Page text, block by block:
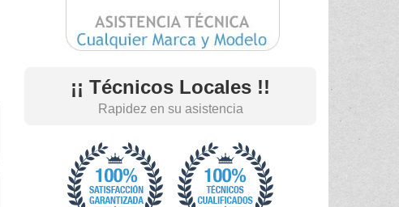
¡¡ Técnicos Locales !!
Rapidez en su asistencia